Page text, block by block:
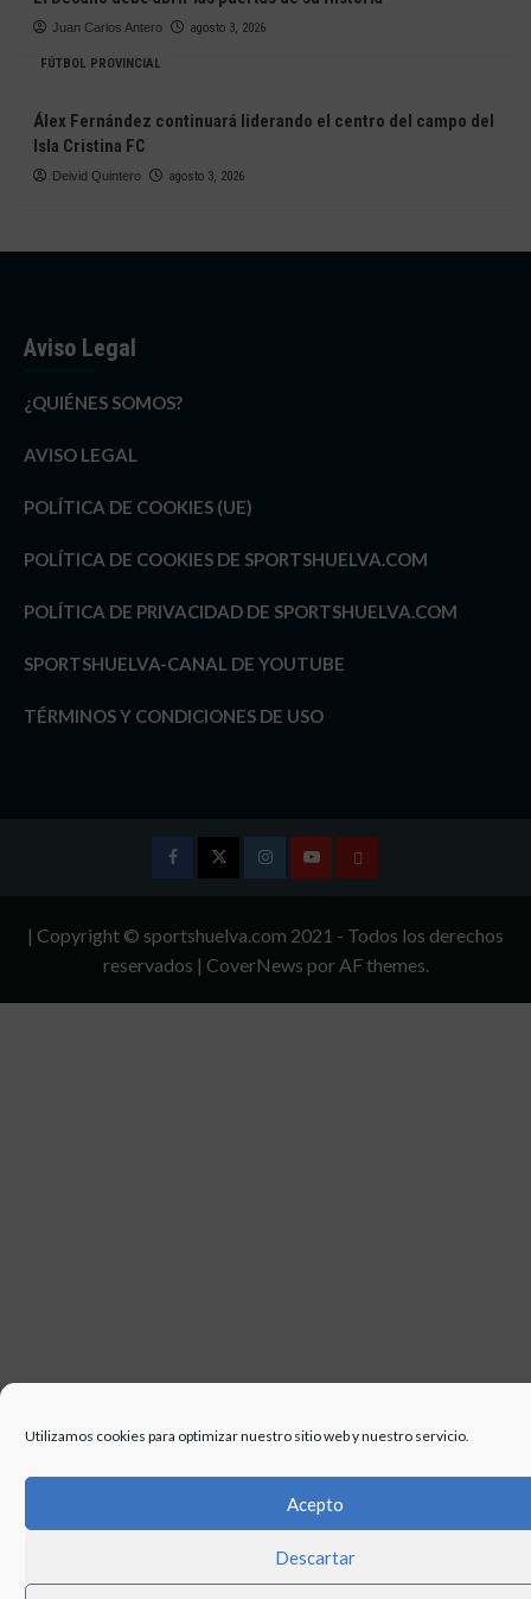
Utilizamos cookies para optimizar nuestro sitio web y nuestro servicio.
Acepto
Descartar
Juan Carlos Antero agosto 3, 2026
FÚTBOL PROVINCIAL
Álex Fernández continuará liderando el centro del campo del
Isla Cristina FC
Deivid Quintero agosto 3, 2026
Aviso Legal
¿QUIÉNES SOMOS?
AVISO LEGAL
POLÍTICA DE COOKIES (UE)
POLÍTICA DE COOKIES DE SPORTSHUELVA.COM
POLÍTICA DE PRIVACIDAD DE SPORTSHUELVA.COM
SPORTSHUELVA-CANAL DE YOUTUBE
TÉRMINOS Y CONDICIONES DE USO
InstagramYoutubeTÉRMINOS
CONDICIONES
| Copyright © sportshuelva.com 2021 - Todos los derechos
reservados | CoverNews por AF themes.